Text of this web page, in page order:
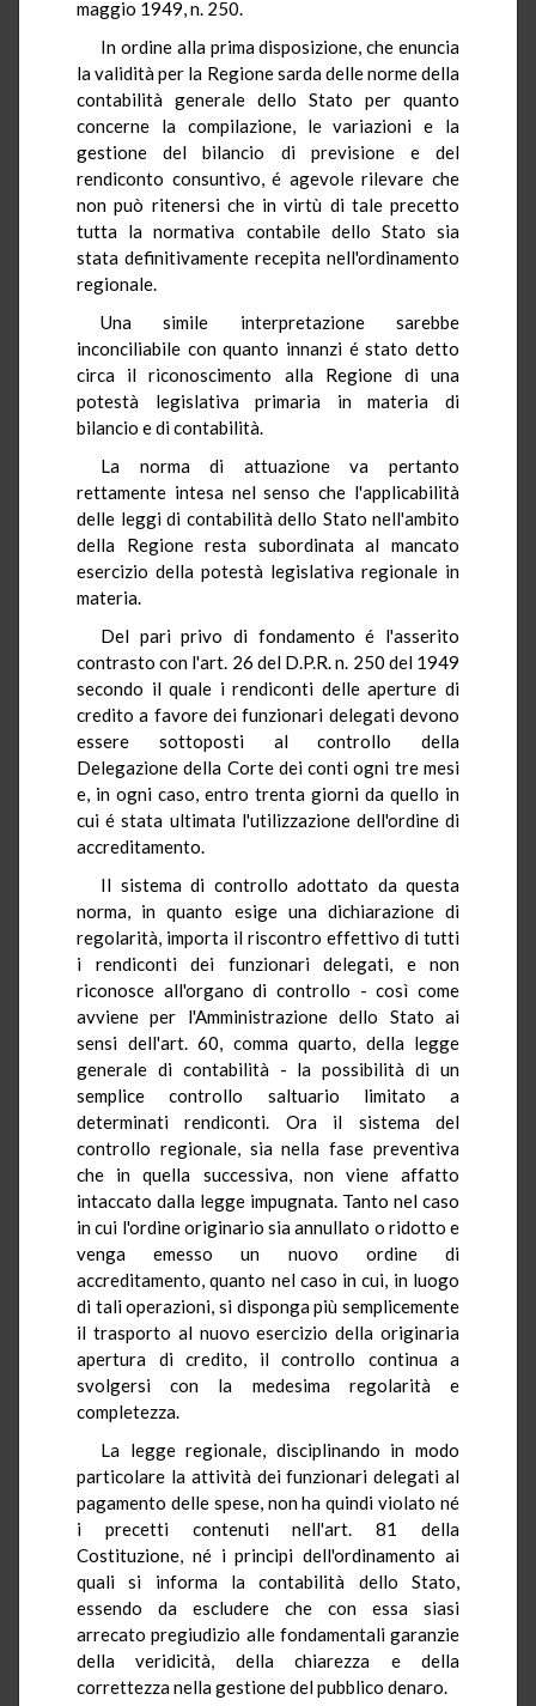
maggio 1949, n. 250.
In ordine alla prima disposizione, che enuncia
la validità per la Regione sarda delle norme della
contabilità generale dello Stato per quanto
concerne la compilazione, le variazioni e la
gestione del bilancio di previsione e del
rendiconto consuntivo, é agevole rilevare che
non può ritenersi che in virtù di tale precetto
tutta la normativa contabile dello Stato sia
stata definitivamente recepita nell'ordinamento
regionale.
Una simile interpretazione sarebbe
inconciliabile con quanto innanzi é stato detto
circa il riconoscimento alla Regione di una
potestà legislativa primaria in materia di
bilancio e di contabilità.
La norma di attuazione va pertanto
rettamente intesa nel senso che l'applicabilità
delle leggi di contabilità dello Stato nell'ambito
della Regione resta subordinata al mancato
esercizio della potestà legislativa regionale in
materia.
Del pari privo di fondamento é l'asserito
contrasto con l'art. 26 del D.P.R. n. 250 del 1949
secondo il quale i rendiconti delle aperture di
credito a favore dei funzionari delegati devono
essere sottoposti al controllo della
Delegazione della Corte dei conti ogni tre mesi
e, in ogni caso, entro trenta giorni da quello in
cui é stata ultimata l'utilizzazione dell'ordine di
accreditamento.
Il sistema di controllo adottato da questa
norma, in quanto esige una dichiarazione di
regolarità, importa il riscontro effettivo di tutti
i rendiconti dei funzionari delegati, e non
riconosce all'organo di controllo - così come
avviene per l'Amministrazione dello Stato ai
sensi dell'art. 60, comma quarto, della legge
generale di contabilità - la possibilità di un
semplice controllo saltuario limitato a
determinati rendiconti. Ora il sistema del
controllo regionale, sia nella fase preventiva
che in quella successiva, non viene affatto
intaccato dalla legge impugnata. Tanto nel caso
in cui l'ordine originario sia annullato o ridotto e
venga emesso un nuovo ordine di
accreditamento, quanto nel caso in cui, in luogo
di tali operazioni, si disponga più semplicemente
il trasporto al nuovo esercizio della originaria
apertura di credito, il controllo continua a
svolgersi con la medesima regolarità e
completezza.
La legge regionale, disciplinando in modo
particolare la attività dei funzionari delegati al
pagamento delle spese, non ha quindi violato né
i precetti contenuti nell'art. 81 della
Costituzione, né i principi dell'ordinamento ai
quali si informa la contabilità dello Stato,
essendo da escludere che con essa siasi
arrecato pregiudizio alle fondamentali garanzie
della veridicità, della chiarezza e della
correttezza nella gestione del pubblico denaro.